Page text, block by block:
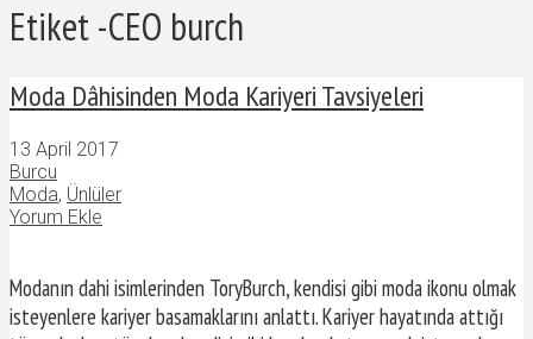
Etiket -CEO burch
Moda Dâhisinden Moda Kariyeri Tavsiyeleri
13 April 2017
Burcu
Moda, Ünlüler
Yorum Ekle
Modanın dahi isimlerinden ToryBurch, kendisi gibi moda ikonu olmak
isteyenlere kariyer basamaklarını anlattı. Kariyer hayatında attığı